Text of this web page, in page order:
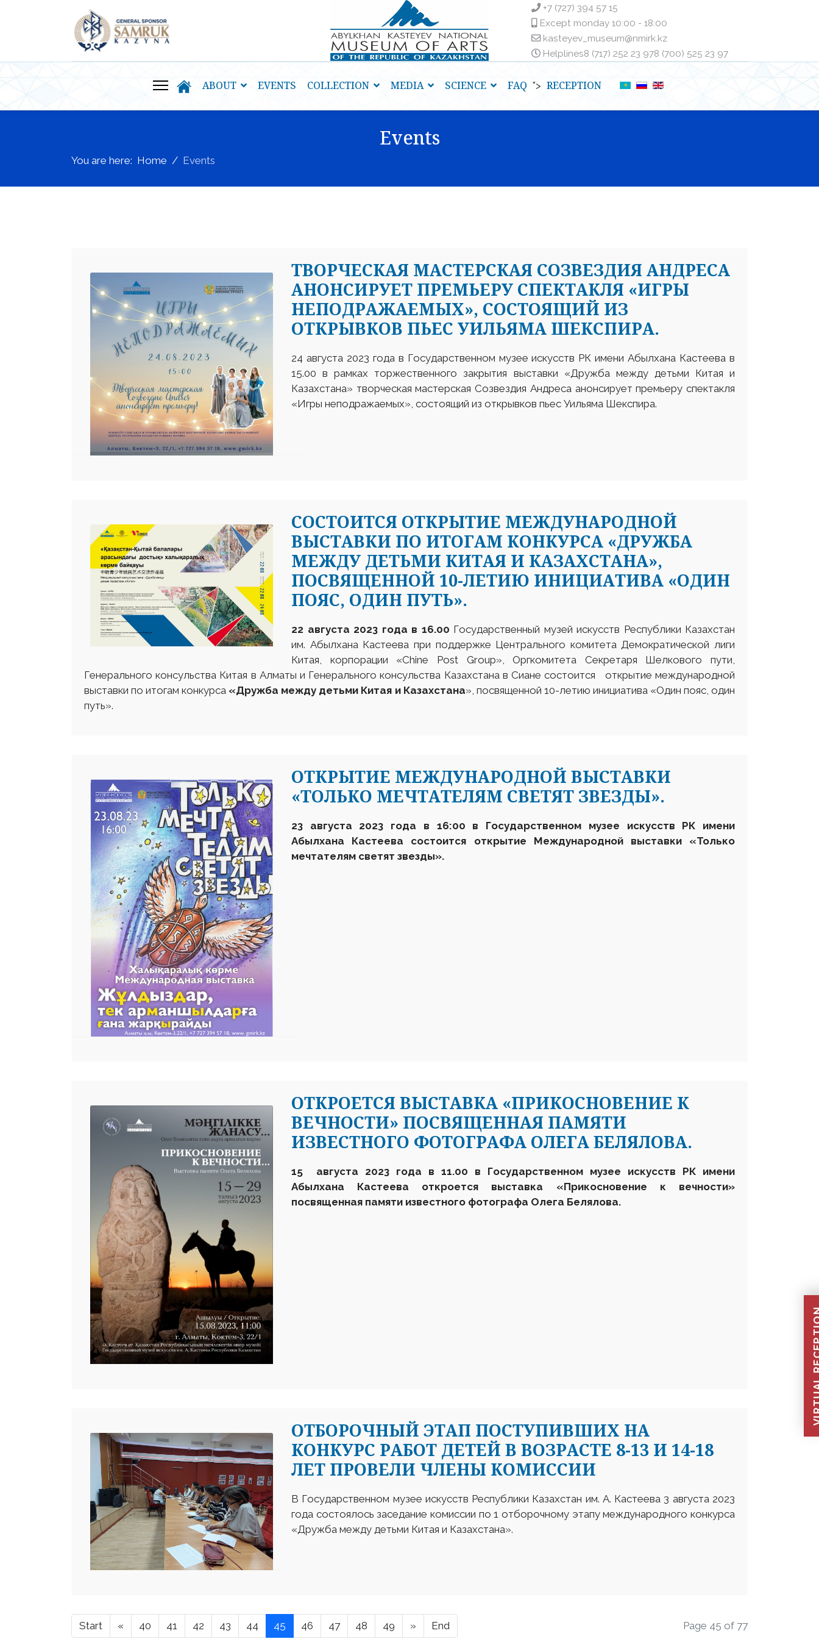
+7 (727) 394 57 15
Except monday 10:00 - 18:00
kasteyev_museum@nmirk.kz
Helplinesㅤ8 (717) 252 23 97ㅤㅤ8 (700) 525 23 97
ABOUT EVENTS COLLECTION MEDIA SCIENCE FAQ "> RECEPTION
Events
You are here: Home Events
ТВОРЧЕСКАЯ МАСТЕРСКАЯ СОЗВЕЗДИЯ АНДРЕСА
АНОНСИРУЕТ ПРЕМЬЕРУ СПЕКТАКЛЯ «ИГРЫ
НЕПОДРАЖАЕМЫХ», СОСТОЯЩИЙ ИЗ
ОТКРЫВКОВ ПЬЕС УИЛЬЯМА ШЕКСПИРА.
24 августа 2023 года в Государственном музее искусств РК имени Абылхана Кастеева в
15.00 в рамках торжественного закрытия выставки «Дружба между детьми Китая и
Казахстана» творческая мастерская Созвездия Андреса анонсирует премьеру спектакля
«Игры неподражаемых», состоящий из открывков пьес Уильяма Шекспира.
СОСТОИТСЯ ОТКРЫТИЕ МЕЖДУНАРОДНОЙ
ВЫСТАВКИ ПО ИТОГАМ КОНКУРСА «ДРУЖБА
МЕЖДУ ДЕТЬМИ КИТАЯ И КАЗАХСТАНА»,
ПОСВЯЩЕННОЙ 10-ЛЕТИЮ ИНИЦИАТИВА «ОДИН
ПОЯС, ОДИН ПУТЬ».
22 августа 2023 года в 16.00 Государственный музей искусств Республики Казахстан
им. Абылхана Кастеева при поддержке Центрального комитета Демократической лиги
Китая, корпорации «Chine Post Group», Оргкомитета Секретаря Шелкового пути,
Генерального консульства Китая в Алматы и Генерального консульства Казахстана в Сиане состоится открытие международной
выставки по итогам конкурса «Дружба между детьми Китая и Казахстана», посвященной 10-летию инициатива «Один пояс, один
путь».
ОТКРЫТИЕ МЕЖДУНАРОДНОЙ ВЫСТАВКИ
«ТОЛЬКО МЕЧТАТЕЛЯМ СВЕТЯТ ЗВЕЗДЫ».
23 августа 2023 года в 16:00
в Государственном музее искусств РК имени
Абылхана Кастеева состоится открытие Международной выставки
«Только
мечтателям светят звезды».
ОТКРОЕТСЯ ВЫСТАВКА «ПРИКОСНОВЕНИЕ К
ВЕЧНОСТИ» ПОСВЯЩЕННАЯ ПАМЯТИ
ИЗВЕСТНОГО ФОТОГРАФА ОЛЕГА БЕЛЯЛОВА.
15 августа 2023 года в 11.00 в Государственном музее искусств РК имени
Абылхана Кастеева откроется выставка «Прикосновение к вечности»
посвященная памяти известного фотографа Олега Белялова.
ОТБОРОЧНЫЙ ЭТАП ПОСТУПИВШИХ НА
КОНКУРС РАБОТ ДЕТЕЙ В ВОЗРАСТЕ 8-13 И 14-18
ЛЕТ ПРОВЕЛИ ЧЛЕНЫ КОМИССИИ
В Государственном музее искусств Республики Казахстан им. А. Кастеева 3 августа 2023
года состоялось заседание комиссии по 1 отборочному этапу международного конкурса
«Дружба между детьми Китая и Казахстана».
Start « 40 41 42 43 44 45 46 47 48 49 » End Page 45 of 77